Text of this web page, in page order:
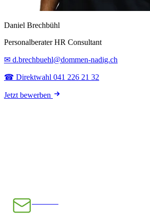
Daniel Brechbühl
Personalberater HR Consultant
✉ d.brechbuehl@dommen-nadig.ch
☎ Direktwahl 041 226 21 32
Jetzt bewerben